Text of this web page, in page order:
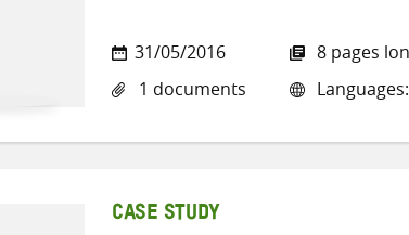
31/05/2016
1 documents
8 pages
CASE STUDY